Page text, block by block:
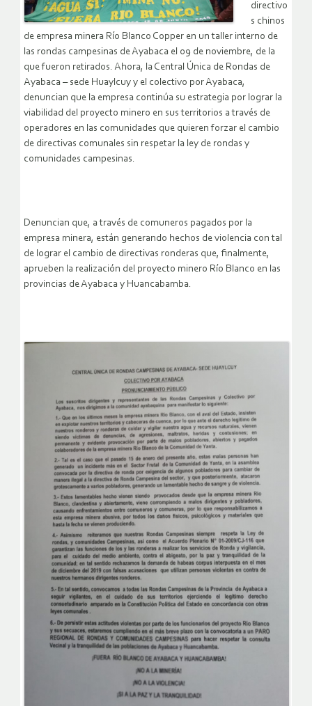
directivo
s chinos
de empresa minera Río Blanco Copper en un taller interno de
las rondas campesinas de Ayabaca el 09 de noviembre, de la
que fueron retirados. Ahora, la Central Única de Rondas de
Ayabaca – sede Huaylcuy y el colectivo por Ayabaca,
denuncian que la empresa continúa su estrategia por lograr la
viabilidad del proyecto minero en sus territorios a través de
operadores en las comunidades que quieren forzar el cambio
de directivas comunales sin respetar la ley de rondas y
comunidades campesinas.
Denuncian que, a través de comuneros pagados por la
empresa minera, están generando hechos de violencia con tal
de lograr el cambio de directivas ronderas que, finalmente,
aprueben la realización del proyecto minero Río Blanco en las
provincias de Ayabaca y Huancabamba.